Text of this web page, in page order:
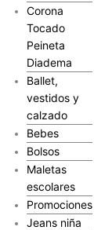
Corona
Tocado
Peineta
Diadema
Ballet,
vestidos y
calzado
Bebes
Bolsos
Maletas
escolares
Promociones
Jeans niña